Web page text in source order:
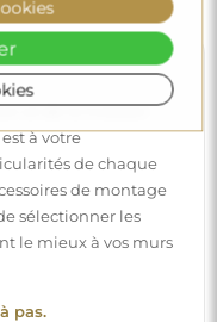
et de la livraison
à votre
de chaque
de montage
sélectionner les
le mieux à vos murs
pas.